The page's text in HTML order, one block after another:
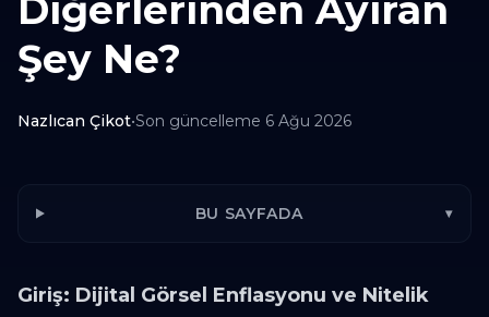
Diğerlerinden Ayıran
Şey Ne?
Nazlıcan Çikot•Son güncelleme 6 Ağu 2026
BU SAYFADA ▾
Giriş: Dijital Görsel Enflasyonu ve Nitelik